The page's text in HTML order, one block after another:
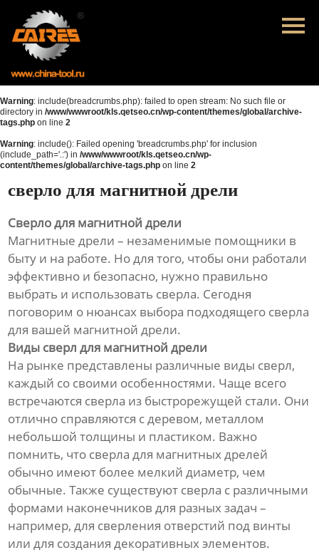
Главная
Продукция
О нас
Контакты
Warning: include(breadcrumbs.php): failed to open stream: No such file or
directory in /www/wwwroot/kls.qetseo.cn/wp-content/themes/global/archive-
tags.php on line 2
Warning: include(): Failed opening 'breadcrumbs.php' for inclusion
(include_path='.:') in /www/wwwroot/kls.qetseo.cn/wp-
content/themes/global/archive-tags.php on line 2
сверло для магнитной дрели
Сверло для магнитной дрели
Магнитные дрели – незаменимые помощники в
быту и на работе. Но для того, чтобы они работали
эффективно и безопасно, нужно правильно
выбрать и использовать сверла. Сегодня
поговорим о нюансах выбора подходящего сверла
для вашей магнитной дрели.
Виды сверл для магнитной дрели
На рынке представлены различные виды сверл,
каждый со своими особенностями. Чаще всего
встречаются сверла из быстрорежущей стали. Они
отлично справляются с деревом, металлом
небольшой толщины и пластиком. Важно
помнить, что сверла для магнитных дрелей
обычно имеют более мелкий диаметр, чем
обычные. Также существуют сверла с различными
формами наконечников для разных задач –
например, для сверления отверстий под винты
или для создания декоративных элементов.